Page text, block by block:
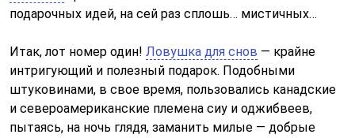
подарочных идей, на сей раз сплошь… мистичных…
Итак, лoт номер один! Ловушка для снов — крайне
интригующий и полезный подарок. Подобными
штуковинами, в свое время, пользовались канадские
и североамериканские племена сиу и оджибвеев,
пытаясь, на ночь глядя, заманить милые — добрые